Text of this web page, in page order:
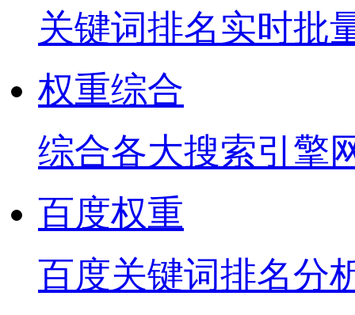
关键词排名实时批
权重综合
综合各大搜索引擎
百度权重
百度关键词排名分